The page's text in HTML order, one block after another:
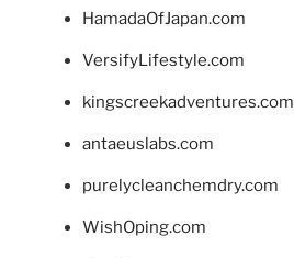
HamadaOfJapan.com
VersifyLifestyle.com
kingscreekadventures.com
antaeuslabs.com
purelycleanchemdry.com
WishOping.com